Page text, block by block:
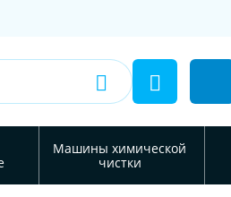
Машины химической
чистки